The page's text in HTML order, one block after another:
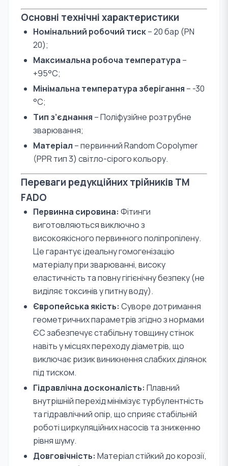
Основні технічні характеристики
Номінальний робочий тиск– 20 бар (PN
20);
Максимальна робоча температура –
+95°С;
Мінімальна температура зберігання – -30
°С;
Тип з’єднання – Поліфузійне розтрубне
зварювання;
Матеріал – первинний Random Copolymer
(PPR тип 3) світло-сірого кольору.
Переваги редукційних трійників TM
FADO
Первинна сировина: Фітинги
виготовляються виключно з
високоякісного первинного поліпропілену.
Це гарантує ідеальну гомогенізацію
матеріалу при зварюванні, високу
еластичність та повну гігієнічну безпеку (не
виділяє токсинів у питну воду).
Європейська якість: Суворе дотримання
геометричних параметрів згідно з нормами
ЄС забезпечує стабільну товщину стінок
навіть у місцях переходу діаметрів, що
виключає ризик виникнення слабких ділянок
під тиском.
Гідравлічна досконалість: Плавний
внутрішній перехід мінімізує турбулентність
та гідравлічний опір, що сприяє стабільній
роботі циркуляційних насосів та зниженню
рівня шуму.
Довговічність: Матеріал стійкий до корозії,